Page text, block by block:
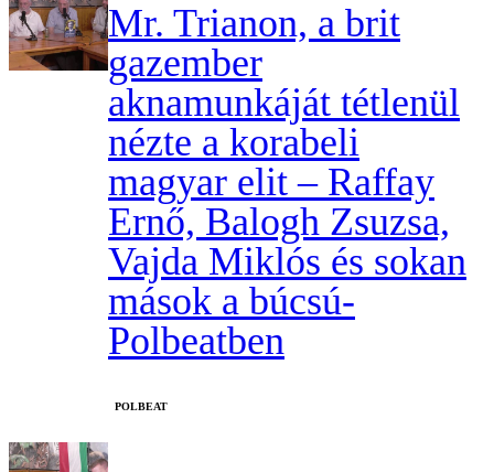
Mr. Trianon, a brit
gazember
aknamunkáját tétlenül
nézte a korabeli
magyar elit – Raffay
Ernő, Balogh Zsuzsa,
Vajda Miklós és sokan
mások a búcsú-
Polbeatben
‎POLBEAT